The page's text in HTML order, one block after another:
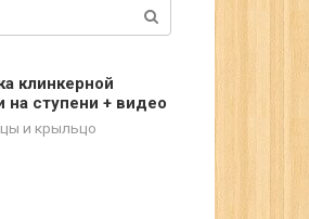
клинкерной
на ступени + видео
и крыльцо